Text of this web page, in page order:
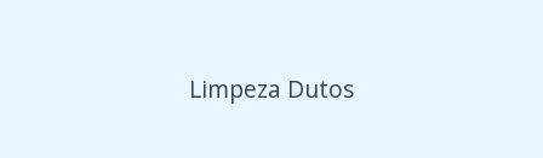
Limpeza Dutos